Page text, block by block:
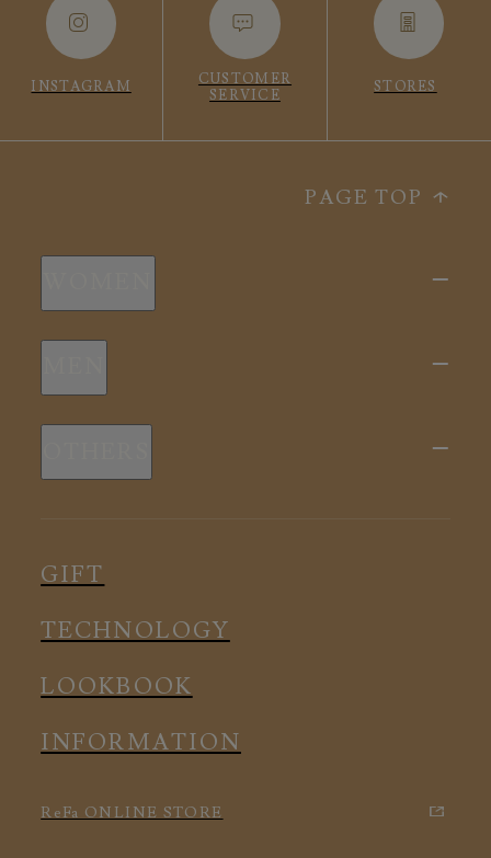
INSTAGRAM
CUSTOMER
SERVICE
STORES
PAGE TOP
新商品
スリープウェア
ルームウェア
アクセサリー
新商品
ルームウェア
アクセサリー
GIFT
TECHNOLOGY
LOOKBOOK
INFORMATION
ReFa ONLINE STORE